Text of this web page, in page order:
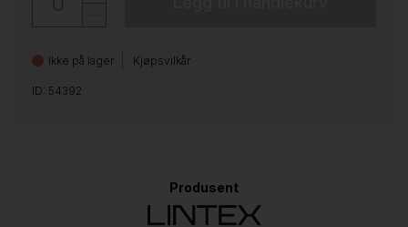
Ikke på lager Kjøpsvilkår
ID: 54392
Produsent